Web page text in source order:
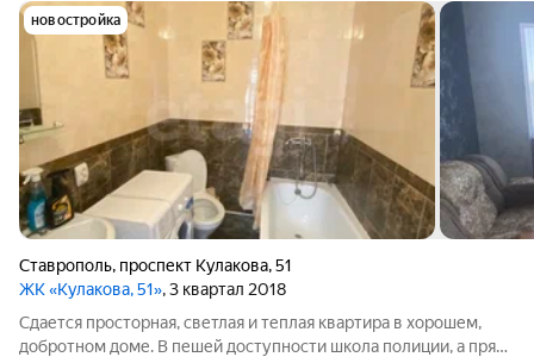
новостройка
Ставрополь, проспект Кулакова,51
ЖК «Кулакова, 51», 3 квартал 2018
Сдается просторная, светлая и теплая квартира в хорошем,
добротном доме. В пешей доступности школа полиции, а прям